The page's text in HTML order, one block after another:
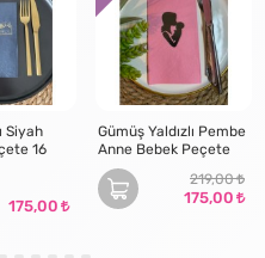
Siyah
16
175,00
Gümüş Yaldızlı Pembe
Anne Bebek Peçete
219,00
175,00